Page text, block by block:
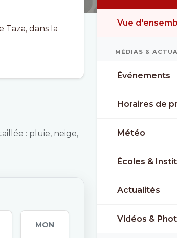
Taza, dans la
: pluie, neige,
MON WED
Vue
MÉDIAS &
Événements
Horaires de
Météo
Écoles &
Actualités
Vidéos &